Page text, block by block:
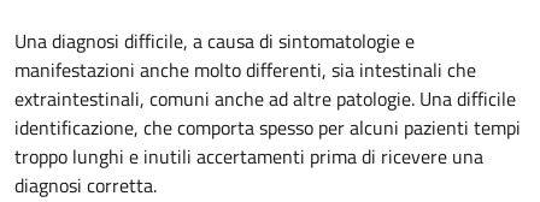
Una diagnosi difficile, a causa di sintomatologie e
manifestazioni anche molto differenti, sia intestinali che
extraintestinali, comuni anche ad altre patologie. Una difficile
identificazione, che comporta spesso per alcuni pazienti tempi
troppo lunghi e inutili accertamenti prima di ricevere una
diagnosi corretta.